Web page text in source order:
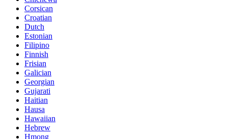
Corsican
Croatian
Dutch
Estonian
Filipino
Finnish
Frisian
Galician
Georgian
Gujarati
Haitian
Hausa
Hawaiian
Hebrew
Hmong